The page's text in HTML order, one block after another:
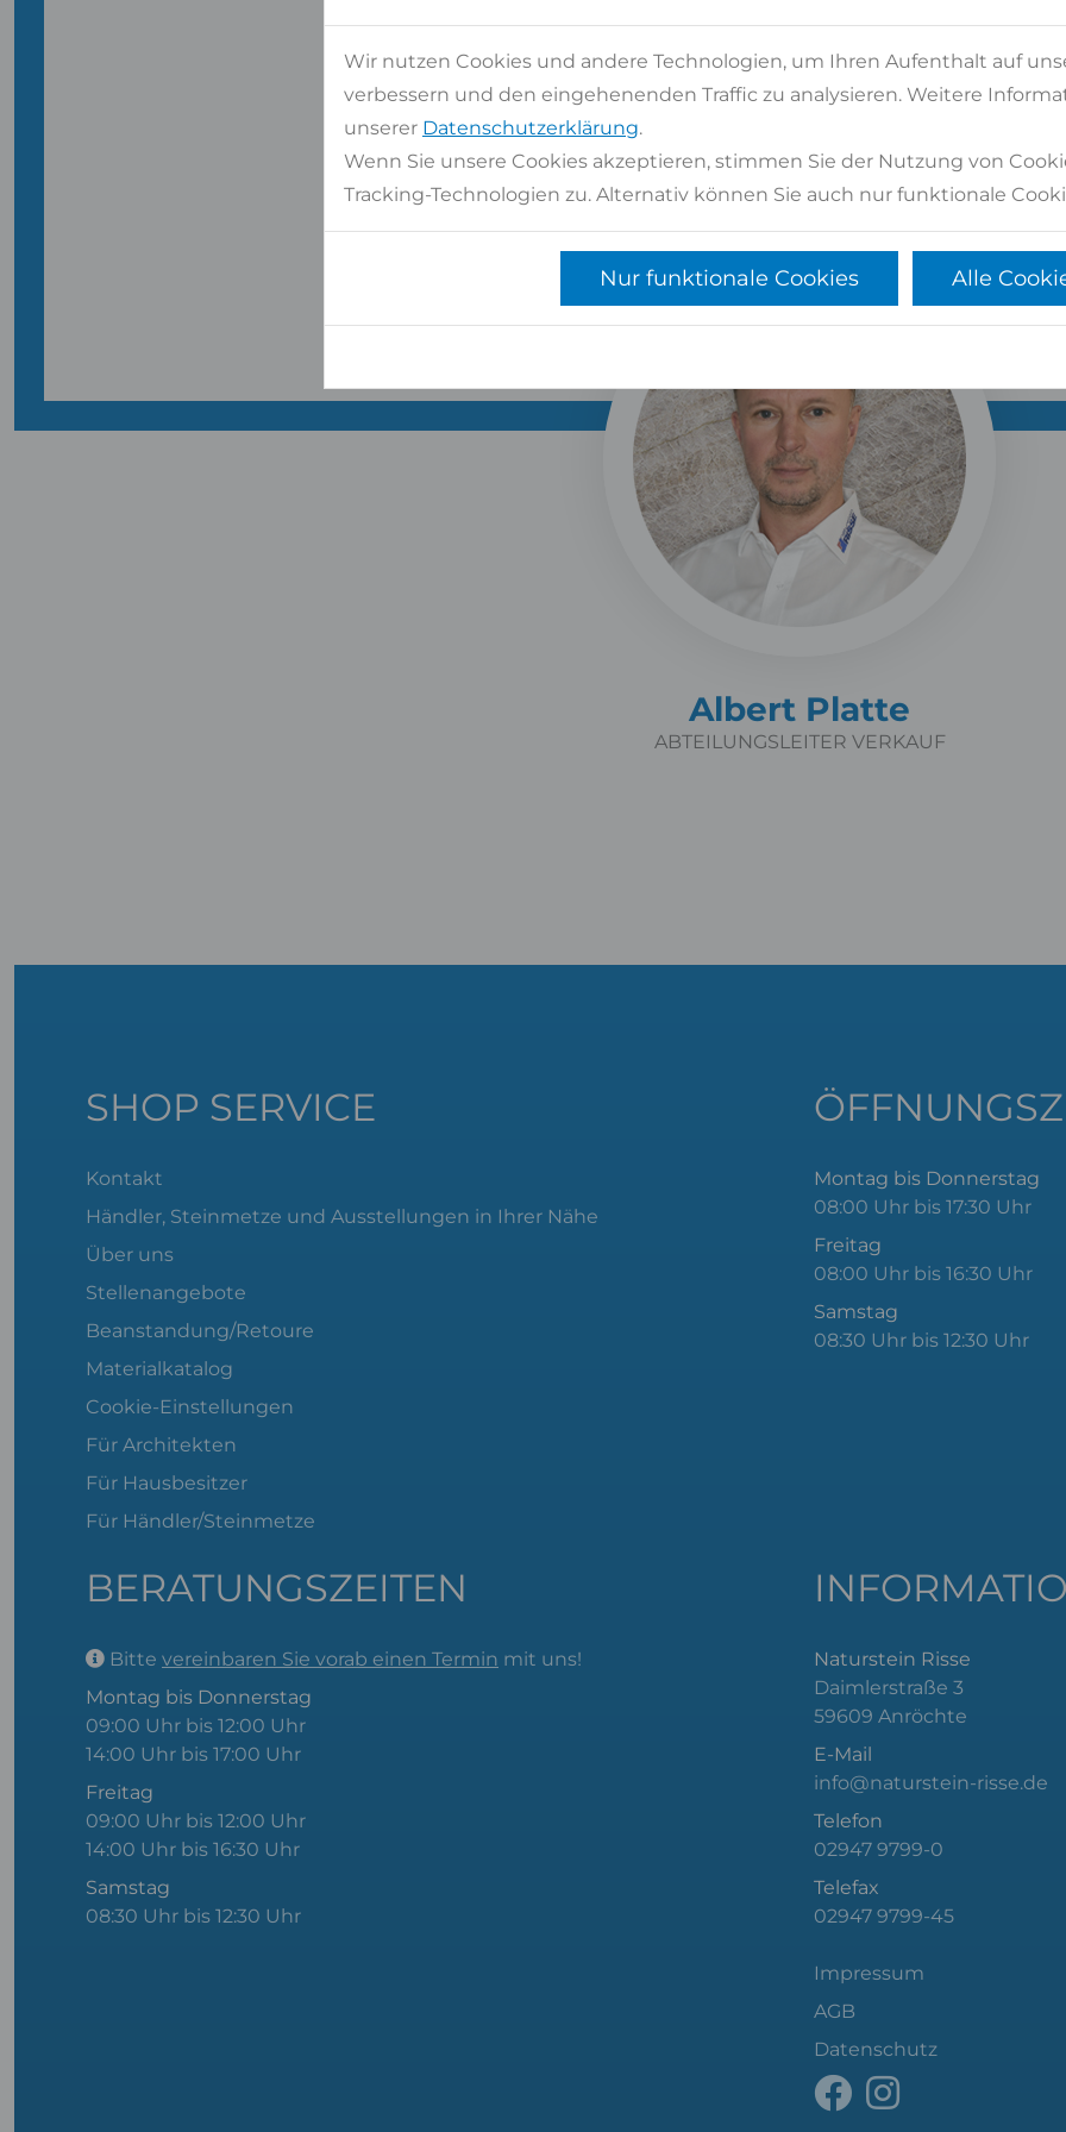
Kontaktformular oder 02947 9799-0
Kostenlose Beratung Langjährige Erfahrung und zertifiziertes
Albert Platte
ABTEILUNGSLEITER VERKAUF
SHOP SERVICE
Kontakt
Händler, Steinmetze und Ausstellungen in Ihrer Nähe
Über uns
Stellenangebote
Beanstandung/Retoure
Materialkatalog
Cookie-Einstellungen
Für Architekten
Für Hausbesitzer
Für Händler/Steinmetze
Montag bis Donnerstag
08:00 Uhr bis 17:30 Uhr
Freitag
08:00 Uhr bis 16:30 Uhr
Samstag
08:30 Uhr bis 12:30 Uhr
BERATUNGSZEITEN
Bitte vereinbaren Sie vorab einen Termin mit uns!
Montag bis Donnerstag
09:00 Uhr bis 12:00 Uhr
14:00 Uhr bis 17:00 Uhr
Freitag
09:00 Uhr bis 12:00 Uhr
14:00 Uhr bis 16:30 Uhr
Samstag
08:30 Uhr bis 12:30 Uhr
Naturstein Risse
Daimlerstraße 3
59609 Anröchte
E-Mail
info@naturstein-risse.de
Telefon
02947 9799-0
Telefax
02947 9799-45
Impressum
AGB
Datenschutz
Wir nutzen Cookies und andere Technologien, um Ihren Aufenthalt auf
verbessern und den eingehenenden Traffic zu analysieren. Weitere
unserer Datenschutzerklärung.
Wenn Sie unsere Cookies akzeptieren, stimmen Sie der Nutzung von
Tracking-Technologien zu. Alternativ können Sie auch nur funktionale
Nur funktionale Cookies Alle